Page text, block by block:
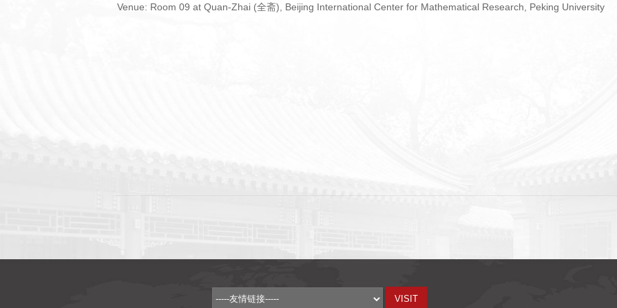
Venue: Room 09 at Quan-Zhai (全斋), Beijing International Center for Mathematical Research, Peking University